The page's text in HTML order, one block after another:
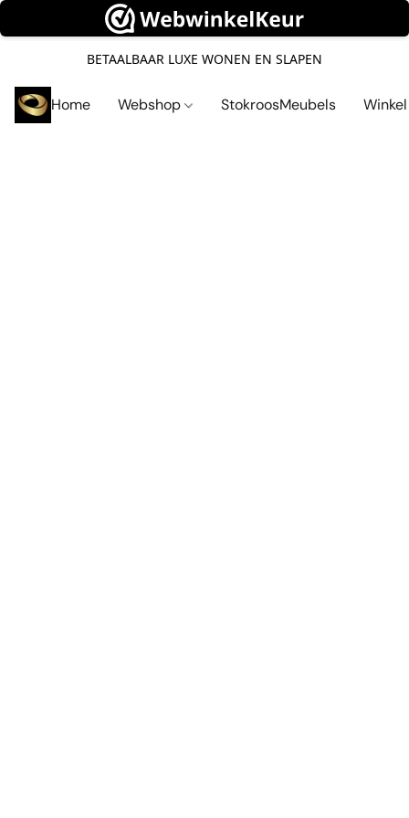
BETAALBAAR LUXE WONEN EN SLAPEN
Home Webshop StokroosMeubels